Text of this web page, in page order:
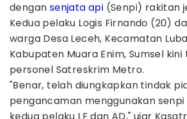
dengan senjata api (Senpi) rakitan
Kedua pelaku Logis Firnando (20)
warga Desa Leceh, Kecamatan
Kabupaten Muara Enim, Sumsel
personel Satreskrim Metro.
"Benar, telah diungkapkan tindak
pengancaman menggunakan